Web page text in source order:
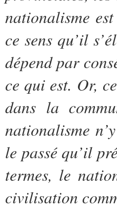
nationalisme
ce sens qu’il
dépend par
ce qui est. Or,
dans la
nationalisme
le passé qu’il
termes, le
civilisation